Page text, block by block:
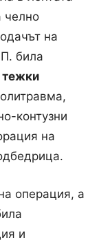
челно
на
била
контузни
на
операция, а
и